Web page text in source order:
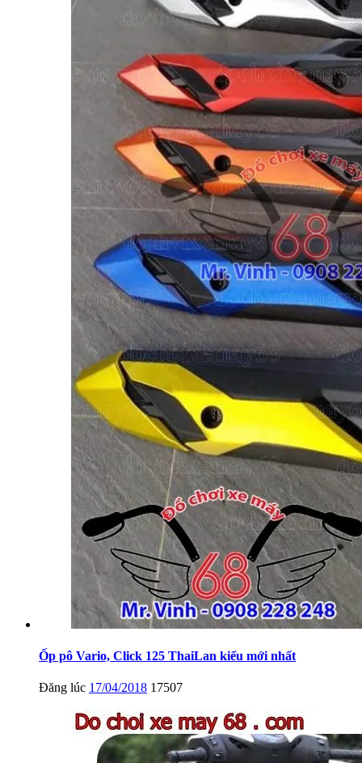
Ốp pô Vario, Click 125 ThaiLan kiểu mới nhất
Đăng lúc 17/04/2018 17507